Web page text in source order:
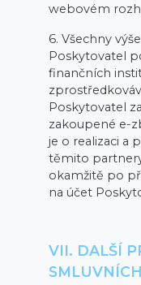
webovém
6. Všechny
Poskytovatel
finančních
Poskytovatel
zakoupené e-
je o realizaci a
těmito
okamžitě po
na účet
VII. DALŠÍ